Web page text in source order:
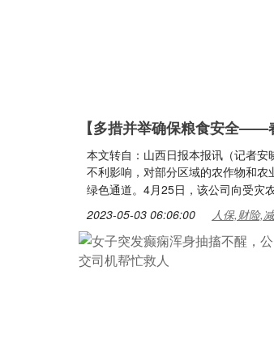
【多措并举确保粮食安全——
本文转自：山西日报本报讯（记者
不利影响，对部分区域的农作物和
绿色通道。4月25日，该公司向受灾
2023-05-03 06:06:00 人保,财险,